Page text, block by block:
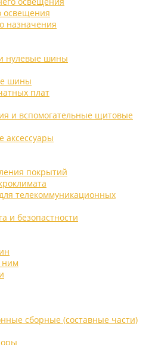
освещения
назначения
нулевые шины
шины
плат
и вспомогательные щитовые
аксессуары
покрытий
телекоммуникационных
и безопастности
ним
сборные (составные части)